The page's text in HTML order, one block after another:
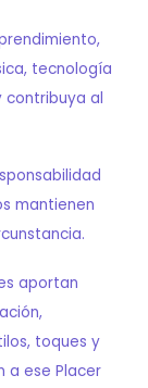
tecnología
contribuya al
mantienen
aportan
toques y
a ese Placer